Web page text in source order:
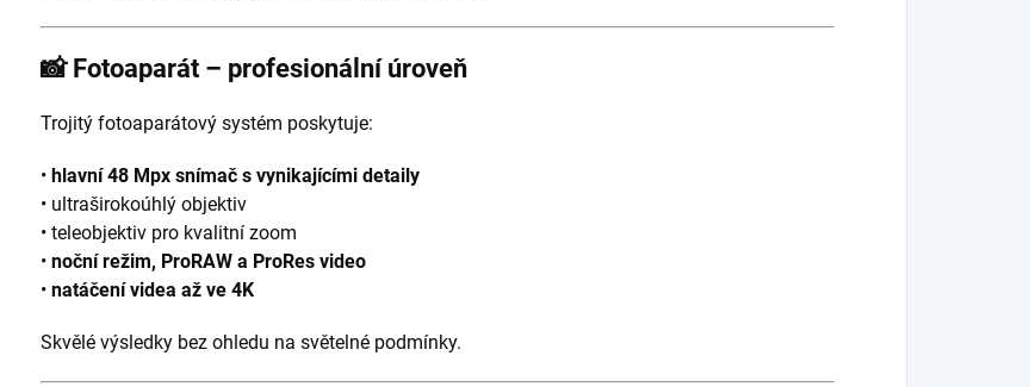
📸 Fotoaparát – profesionální úroveň
Trojitý fotoaparátový systém poskytuje:
• hlavní 48 Mpx snímač s vynikajícími detaily
• ultraširokoúhlý objektiv
• teleobjektiv pro kvalitní zoom
• noční režim, ProRAW a ProRes video
• natáčení videa až ve 4K
Skvělé výsledky bez ohledu na světelné podmínky.